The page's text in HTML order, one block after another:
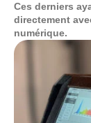
Ces derniers
directement
numérique.